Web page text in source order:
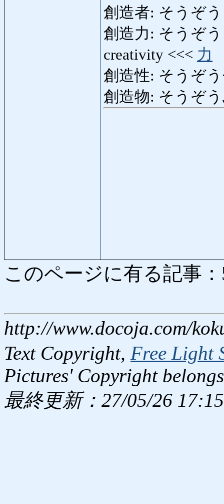
創造者: そうぞ
創造力: そうぞ
creativity <<< 力
創造性: そうぞ
創造物: そうぞ
このページに有る記事
http://www.docoja.com/
Text Copyright, Free Light
Pictures' Copyright
最終更新：27/05/26 17:15